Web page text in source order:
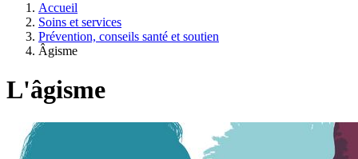
Accueil
Soins et services
Prévention, conseils santé et soutien
Âgisme
L'âgisme